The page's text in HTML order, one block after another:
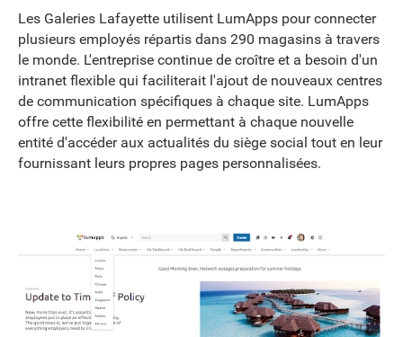
Les Galeries Lafayette utilisent LumApps pour connecter
plusieurs employés répartis dans 290 magasins à travers
le monde. L'entreprise continue de croître et a besoin d'un
intranet flexible qui faciliterait l'ajout de nouveaux centres
de communication spécifiques à chaque site. LumApps
offre cette flexibilité en permettant à chaque nouvelle
entité d'accéder aux actualités du siège social tout en leur
fournissant leurs propres pages personnalisées.